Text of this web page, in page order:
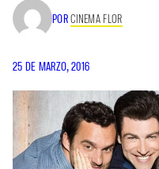
PORCINEMA FLOR
25 DE MARZO, 2016